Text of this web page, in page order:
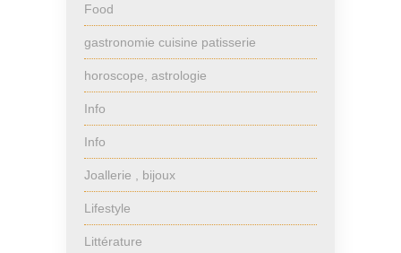
Food
gastronomie cuisine patisserie
horoscope, astrologie
Info
Info
Joallerie , bijoux
Lifestyle
Littérature